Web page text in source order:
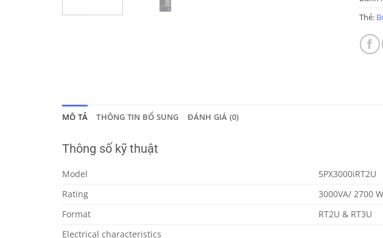
Thẻ:
MÔ TẢ THÔNG TIN BỔ SUNG ĐÁNH GIÁ (0)
Thông số kỹ thuật
Model
5PX3000iRT2U
Rating
3000VA/ 2700 W
Format
RT2U & RT3U
Electrical characteristics